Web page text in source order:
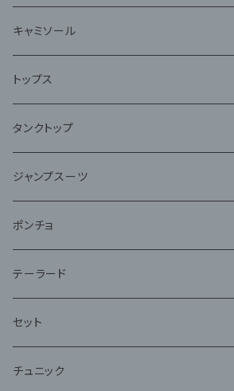
キャミソール
トップス
タンクトップ
ジャンプスーツ
ポンチョ
テーラード
セット
チュニック